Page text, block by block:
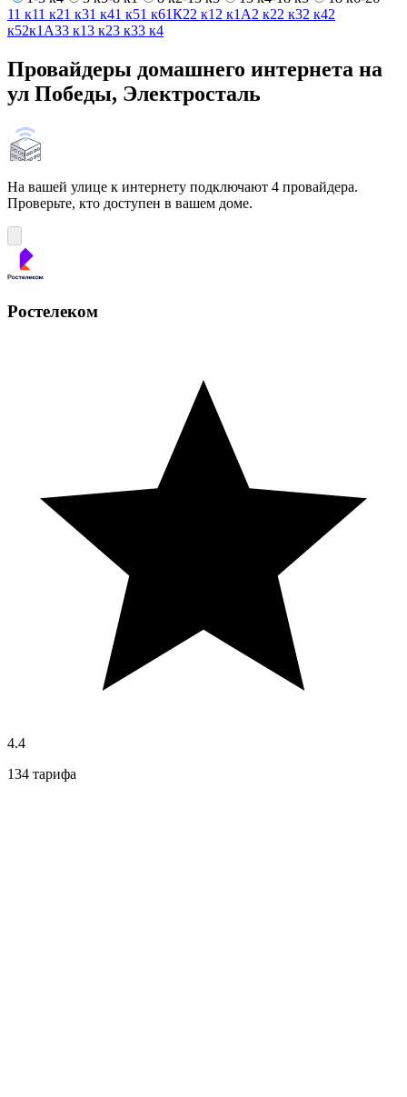
11 к11 к21 к31 к41 к51 к61К22 к1 2 к1А2 к22 к32 к42
к52к1А33 к13 к23 к33 к4
Провайдеры домашнего интернета на
ул Победы, Электросталь
На вашей улице к интернету подключают 4 провайдера.
Проверьте, кто доступен в вашем доме.
Ростелеком
4.4
134 тарифа